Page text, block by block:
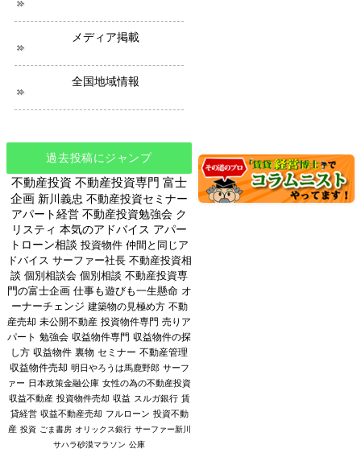
メディア掲載
全国地域情報
過去投稿にジャンプ
不動産投資 不動産投資専門 富士
企画 新川義忠 不動産投資セミナー
アパート経営 不動産投資勉強会 ク
リスティ 本気のアドバイス アパー
トローン相談 投資物件 仲間と同じア
ドバイス サーファー社長 不動産投資相
談 個別相談会 個別相談 不動産投資専
門の富士企画 仕事も遊びも一生懸命 オ
ーナーチェンジ 建築物の見極め方 不動
産売却 未公開不動産 投資物件専門 売りア
パート 勉強会 収益物件専門 収益物件の探
し方 収益物件 裏物 セミナー 不動産管理
収益物件売却 明日やろうは馬鹿野郎 サーフ
ァー 日本政策金融公庫 女性の為の不動産投資
収益不動産 投資物件売却 収益 スルガ銀行 賃
貸経営 収益不動産売却 フルローン 投資不動
産 投資 ごま書房 オリックス銀行 サーファー新川
サハラ砂漠マラソン 公庫